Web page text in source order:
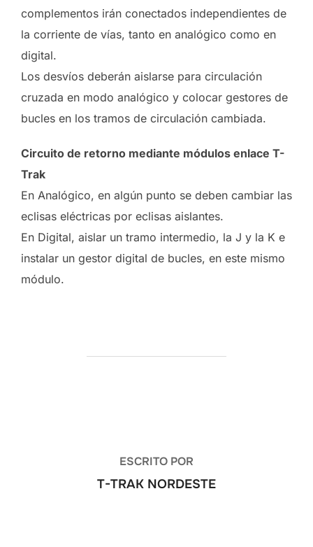
complementos irán conectados independientes de
la corriente de vías, tanto en analógico como en
digital.
Los desvíos deberán aislarse para circulación
cruzada en modo analógico y colocar gestores de
bucles en los tramos de circulación cambiada.
Circuito de retorno mediante módulos enlace T-
Trak
En Analógico, en algún punto se deben cambiar las
eclisas eléctricas por eclisas aislantes.
En Digital, aislar un tramo intermedio, la J y la K e
instalar un gestor digital de bucles, en este mismo
módulo.
ESCRITO POR
T-TRAK NORDESTE